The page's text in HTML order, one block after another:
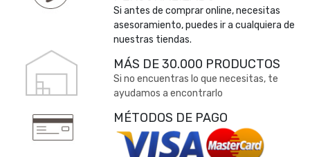
Si antes de comprar online, necesitas
asesoramiento, puedes ir a cualquiera de
nuestras tiendas.
MÁS DE 30.000 PRODUCTOS
Si no encuentras lo que necesitas, te
ayudamos a encontrarlo
MÉTODOS DE PAGO